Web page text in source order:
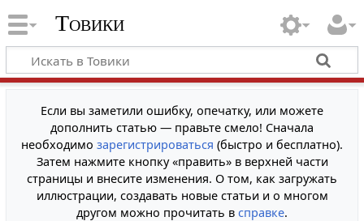
Товики
Если вы заметили ошибку, опечатку, или можете
дополнить статью — правьте смело! Сначала
необходимо зарегистрироваться (быстро и бесплатно).
Затем нажмите кнопку «править» в верхней части
страницы и внесите изменения. О том, как загружать
иллюстрации, создавать новые статьи и о многом
другом можно прочитать в справке.